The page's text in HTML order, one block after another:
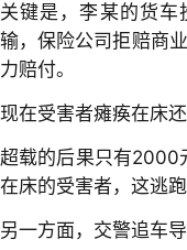
关键是，李某的货车
输，保险公司拒赔商
力赔付。
现在受害者瘫痪在床
超载的后果只有2000
在床的受害者，这逃跑
另一方面，交警追车